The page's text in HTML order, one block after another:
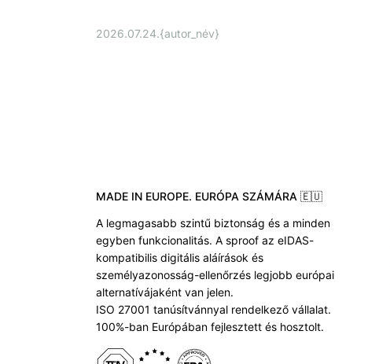
2026.07.24.{autor_név}
MADE IN EUROPE. EURÓPA SZÁMÁRA 🇪🇺
A legmagasabb szintű biztonság és a minden
egyben funkcionalitás. A sproof az eIDAS-
kompatibilis digitális aláírások és
személyazonosság-ellenőrzés legjobb európai
alternatívájaként van jelen.
ISO 27001 tanúsítvánnyal rendelkező vállalat.
100%-ban Európában fejlesztett és hosztolt.